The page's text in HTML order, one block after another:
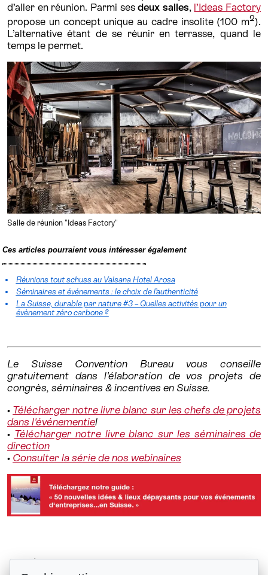
d’aller en réunion. Parmi sesdeux salles, l’Ideas Factory
propose un concept unique au cadre insolite (100 m2).
L’alternative étant de se réunir en terrasse, quand le
temps le permet.
Salle de réunion "Ideas Factory"
Ces articles pourraient vous intéresser également
Réunions tout schuss au Valsana Hotel Arosa
Séminaires et événements : le choix de l’authenticité
La Suisse, durable par nature #3 – Quelles activités pour un
évènement zéro carbone ?
Le Suisse Convention Bureau vous conseille
gratuitement dans l'élaboration de vos projets de
congrès, séminaires & incentives en Suisse.
• Télécharger notre livre blanc sur les chefs de projets
dans l'événementiel
• Télécharger notre livre blanc sur les séminaires de
direction
• Consulter la série de nos webinaires